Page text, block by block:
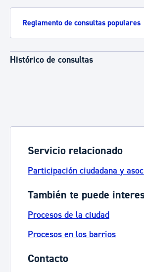
Reglamento de consultas populares
Histórico de consultas
Servicio relacionado
Participación ciudadana y
También te puede
Procesos de la ciudad
Procesos en los barrios
Contacto